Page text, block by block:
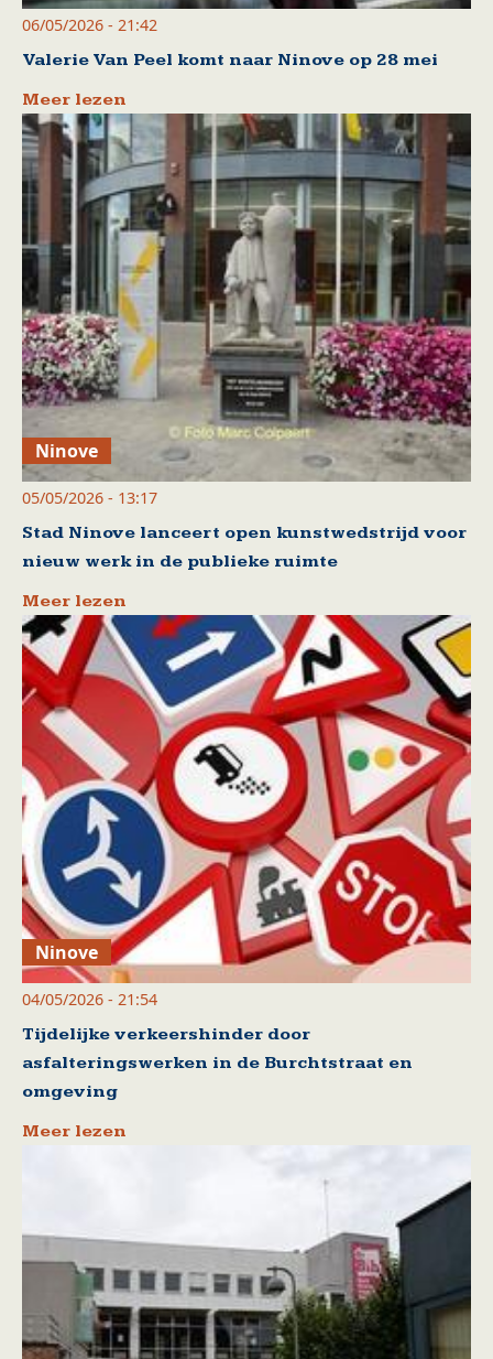
06/05/2026 - 21:42
Valerie Van Peel komt naar Ninove op 28 mei
Meer lezen
Ninove
05/05/2026 - 13:17
Stad Ninove lanceert open kunstwedstrijd voor
nieuw werk in de publieke ruimte
Meer lezen
Ninove
04/05/2026 - 21:54
Tijdelijke verkeershinder door
asfalteringswerken in de Burchtstraat en
omgeving
Meer lezen